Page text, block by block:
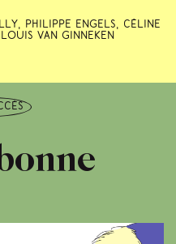
Philippe Engels, Céline
Van Ginneken